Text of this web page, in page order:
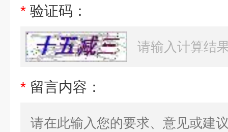
* 验证码：
* 留言内容：